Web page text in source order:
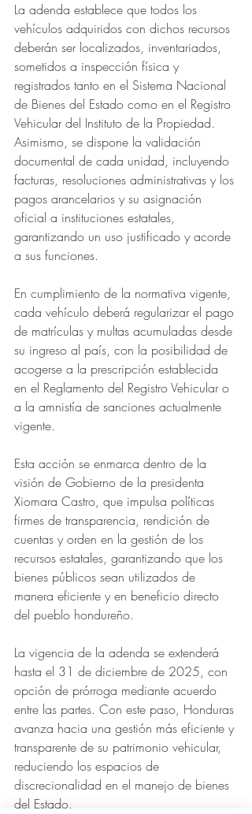
La adenda establece que todos los
vehículos adquiridos con dichos recursos
deberán ser localizados, inventariados,
sometidos a inspección física y
registrados tanto en el Sistema Nacional
de Bienes del Estado como en el Registro
Vehicular del Instituto de la Propiedad.
Asimismo, se dispone la validación
documental de cada unidad, incluyendo
facturas, resoluciones administrativas y los
pagos arancelarios y su asignación
oficial a instituciones estatales,
garantizando un uso justificado y acorde
a sus funciones.
En cumplimiento de la normativa vigente,
cada vehículo deberá regularizar el pago
de matrículas y multas acumuladas desde
su ingreso al país, con la posibilidad de
acogerse a la prescripción establecida
en el Reglamento del Registro Vehicular o
a la amnistía de sanciones actualmente
vigente.
Esta acción se enmarca dentro de la
visión de Gobierno de la presidenta
Xiomara Castro, que impulsa políticas
firmes de transparencia, rendición de
cuentas y orden en la gestión de los
recursos estatales, garantizando que los
bienes públicos sean utilizados de
manera eficiente y en beneficio directo
del pueblo hondureño.
La vigencia de la adenda se extenderá
hasta el 31 de diciembre de 2025, con
opción de prórroga mediante acuerdo
entre las partes. Con este paso, Honduras
avanza hacia una gestión más eficiente y
transparente de su patrimonio vehicular,
reduciendo los espacios de
discrecionalidad en el manejo de bienes
del Estado.